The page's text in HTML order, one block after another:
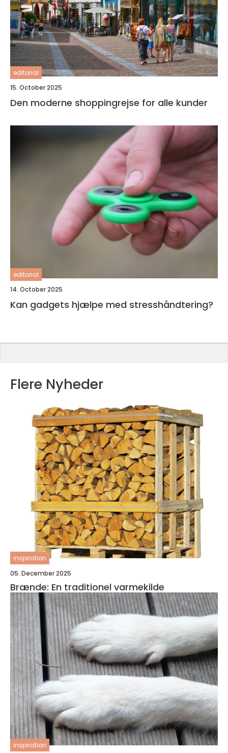
editorial
15. October 2025
Den moderne shoppingrejse for alle kunder
editorial
14. October 2025
Kan gadgets hjælpe med stresshåndtering?
Flere Nyheder
inspiration
05. December 2025
Brænde: En traditionel varmekilde
inspiration